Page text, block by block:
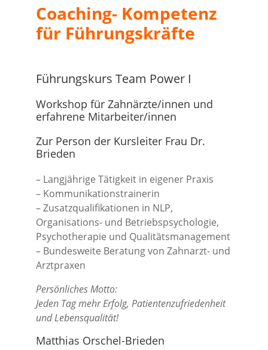
Coaching- Kompetenz
für Führungskräfte
Führungskurs Team Power I
Workshop für Zahnärzte/innen und
erfahrene Mitarbeiter/innen
Zur Person der Kursleiter Frau Dr.
Brieden
– Langjährige Tätigkeit in eigener Praxis
– Kommunikationstrainerin
– Zusatzqualifikationen in NLP,
Organisations- und Betriebspsychologie,
Psychotherapie und Qualitätsmanagement
– Bundesweite Beratung von Zahnarzt- und
Arztpraxen
Persönliches Motto:
Jeden Tag mehr Erfolg, Patientenzufriedenheit
und Lebensqualität!
Matthias Orschel-Brieden